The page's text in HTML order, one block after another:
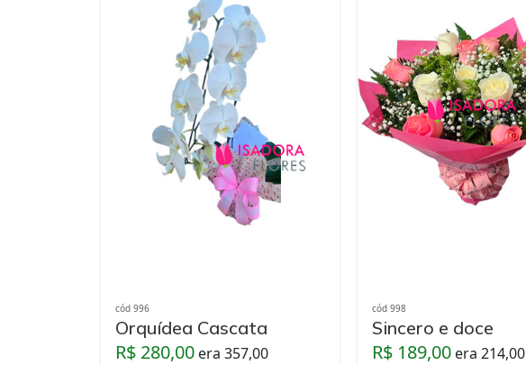
cód 996
Orquídea Cascata
R$ 280,00 era 357,00
cód 998
Sincero e doce
R$ 189,00 era 214,00